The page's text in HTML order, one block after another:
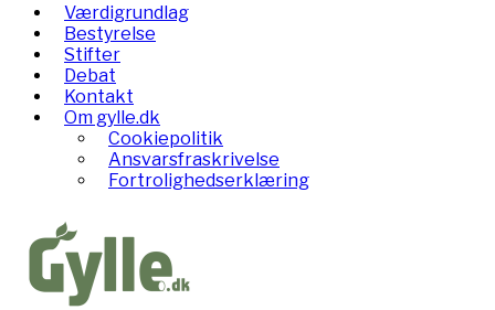
Værdigrundlag
Bestyrelse
Stifter
Debat
Kontakt
Om gylle.dk
Cookiepolitik
Ansvarsfraskrivelse
Fortrolighedserklæring